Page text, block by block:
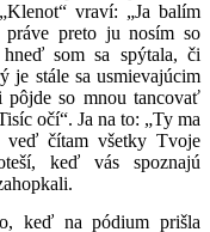
vraví: „Ja balím
preto ju nosím so
som sa spýtala, či
je stále sa usmievajúcim
pôjde so mnou tancovať
očí“. Ja na to: „Ty ma
veď čítam všetky Tvoje
keď vás spoznajú
keď na pódium prišla